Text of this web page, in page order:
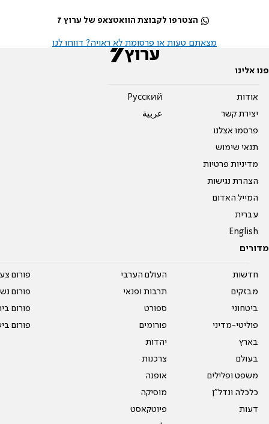
הצטרפו לקבוצת הוואטצאפ של ערוץ 7
מצאתם טעות או פרסומת לא ראויה? דווחו לנו
פנו אלינו
אודות
יצירת קשר
פרסמו אצלנו
תנאי שימוש
מדיניות פרטיות
הצהרת נגישות
המייל האדום
עברית
English
Pусский
عربية
מדורים
חדשות
מבזקים
ביטחוני
פוליטי-מדיני
בארץ
בעולם
משפט ופלילים
כלכלה ונדל"ן
דעות
העולם הערבי
תרבות ופנאי
ספורט
פורומים
יהדות
צרכנות
אופנה
מוסיקה
פיוטקאסט
פורום
פורום
פורום
פורום